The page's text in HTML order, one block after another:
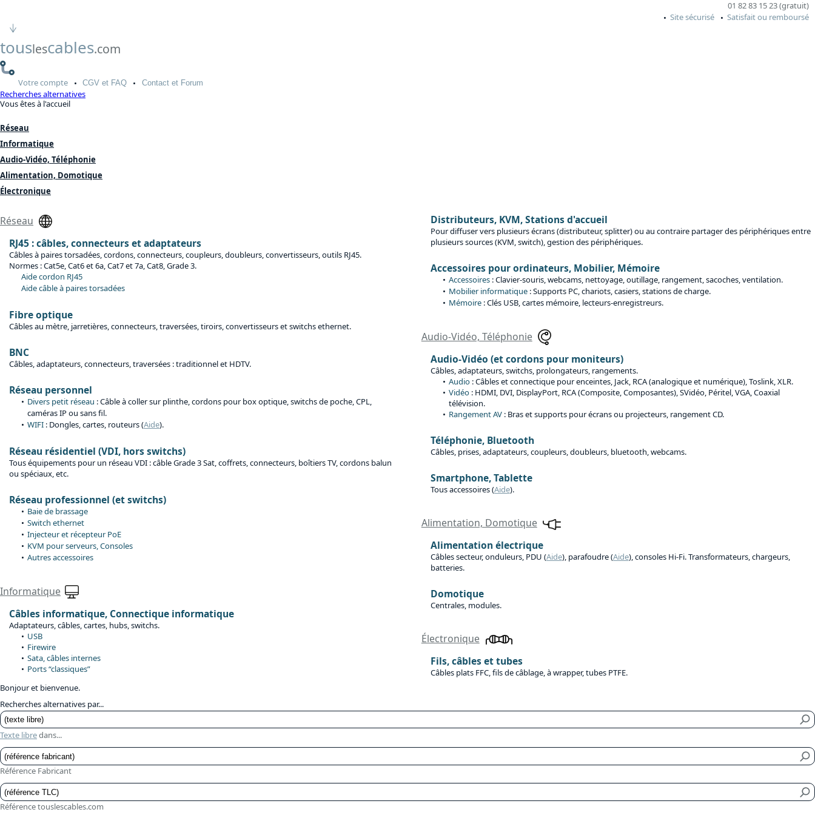
01 82 83 15 23 (gratuit)
Site sécurisé
Satisfait ou remboursé
touslescables.com
Votrecompte CGV et FAQ Contactet Forum
Recherches alternatives
Vous êtes à l'accueil
Réseau
Informatique
Audio-Vidéo, Téléphonie
Alimentation, Domotique
Électronique
Réseau
RJ45 : câbles, connecteurs et adaptateurs
Câbles à paires torsadées, cordons, connecteurs, coupleurs, doubleurs, convertisseurs, outils RJ45.
Normes : Cat5e, Cat6 et 6a, Cat7 et 7a, Cat8, Grade 3.
Aide cordon RJ45
Aide câble à paires torsadées
Fibre optique
Câbles au mètre, jarretières, connecteurs, traversées, tiroirs, convertisseurs et switchs ethernet.
BNC
Câbles, adaptateurs, connecteurs, traversées : traditionnel et HDTV.
Réseau personnel
Divers petit réseau : Câble à coller sur plinthe, cordons pour box optique, switchs de poche, CPL,
caméras IP ou sans fil.
WIFI : Dongles, cartes, routeurs (Aide).
Réseau résidentiel (VDI, hors switchs)
Tous équipements pour un réseau VDI : câble Grade 3 Sat, coffrets, connecteurs, boîtiers TV, cordons balun
ou spéciaux, etc.
Réseau professionnel (et switchs)
Baie de brassage
Switch ethernet
Injecteur et récepteur PoE
KVM pour serveurs, Consoles
Autres accessoires
Informatique
Câbles informatique, Connectique informatique
Adaptateurs, câbles, cartes, hubs, switchs.
USB
Firewire
Sata, câbles internes
Ports “classiques”
Distributeurs, KVM, Stations d'accueil
Pour diffuser vers plusieurs écrans (distributeur, splitter) ou au contraire partager des périphériques entre
plusieurs sources (KVM, switch), gestion des périphériques.
Accessoires pour ordinateurs, Mobilier, Mémoire
Accessoires: Clavier-souris, webcams, nettoyage, outillage, rangement, sacoches, ventilation.
Mobilier informatique: Supports PC, chariots, casiers, stations de charge.
Mémoire: Clés USB, cartes mémoire, lecteurs-enregistreurs.
Audio-Vidéo, Téléphonie
Audio-Vidéo (et cordons pour moniteurs)
Câbles, adaptateurs, switchs, prolongateurs, rangements.
Audio: Câbles et connectique pour enceintes, Jack, RCA (analogique et numérique), Toslink, XLR.
Vidéo: HDMI, DVI, DisplayPort, RCA (Composite, Composantes), SVidéo, Péritel, VGA, Coaxial
télévision.
Rangement AV: Bras et supports pour écrans ou projecteurs, rangement CD.
Téléphonie, Bluetooth
Câbles, prises, adaptateurs, coupleurs, doubleurs, bluetooth, webcams.
Smartphone, Tablette
Tous accessoires (Aide).
Alimentation, Domotique
Alimentation électrique
Câbles secteur, onduleurs, PDU (Aide), parafoudre (Aide), consoles Hi-Fi. Transformateurs, chargeurs,
batteries.
Domotique
Centrales, modules.
Électronique
Fils, câbles et tubes
Câbles plats FFC, fils de câblage, à wrapper, tubes PTFE.
Bonjour et bienvenue.
Recherches alternatives par...
Texte libredans...
Référence Fabricant
Référence touslescables.com